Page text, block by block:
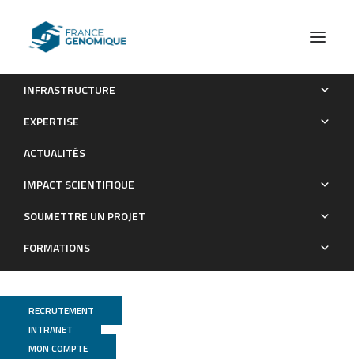
INFRASTRUCTURE
EXPERTISE
ACTUALITÉS
IMPACT SCIENTIFIQUE
SOUMETTRE UN PROJET
FORMATIONS
RECRUTEMENT
INTRANET
MON COMPTE